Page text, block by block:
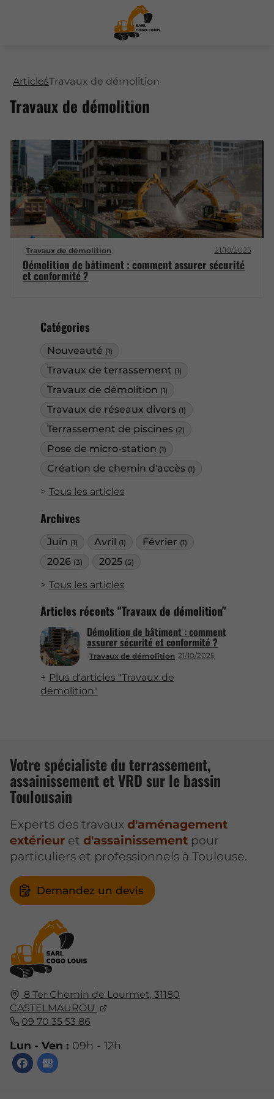
Catégories
Nouveauté (1)
Travaux de terrassement (1)
Travaux de démolition (1)
Travaux de réseaux divers (1)
Terrassement de piscines (2)
Pose de micro-station (1)
Création de chemin d'accès (1)
Tous les articles
Archives
Juin (1) Avril (1) Février (1)
2026 (3) 2025 (5)
Tous les articles
Articles récents "Travaux de démolition"
Travaux de démolition 21/10/2025
Démolition de bâtiment : comment
assurer sécurité et conformité ?
Plus d'articles "Travaux de
démolition"
ArticlesTravaux de démolition
Travaux de démolition
Travaux de démolition 21/10/2025
Démolition de bâtiment : comment assurer sécurité
et conformité ?
8 Ter Chemin de Lourmet,31180
CASTELMAUROU
09 70 35 53 86
Lun - Ven : 09h - 12h
Votre spécialiste du terrassement,
assainissement et VRD sur le bassin
Toulousain
Experts des travaux d'aménagement
extérieur et d'assainissement pour
particuliers et professionnels à Toulouse.
Demandez un devis